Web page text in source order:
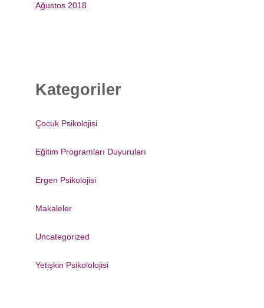
Ağustos 2018
Kategoriler
Çocuk Psikolojisi
Eğitim Programları Duyuruları
Ergen Psikolojisi
Makaleler
Uncategorized
Yetişkin Psikololojisi